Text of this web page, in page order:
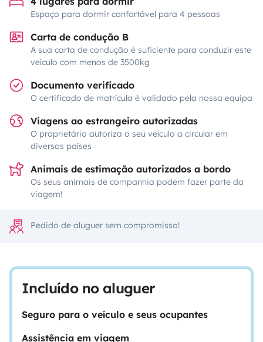
Espaço para dormir confortável para 4 pessoas
Carta de condução B
A sua carta de condução é suficiente para conduzir este
veículo com menos de 3500kg
Documento verificado
O certificado de matrícula é validado pela nossa equipa
Viagens ao estrangeiro autorizadas
O proprietário autoriza o seu veículo a circular em
diversos países
Animais de estimação autorizados a bordo
Os seus animais de companhia podem fazer parte da
viagem!
Pedido de aluguer sem compromisso!
Incluído no aluguer
Seguro para o veículo e seus ocupantes
Assistência em viagem